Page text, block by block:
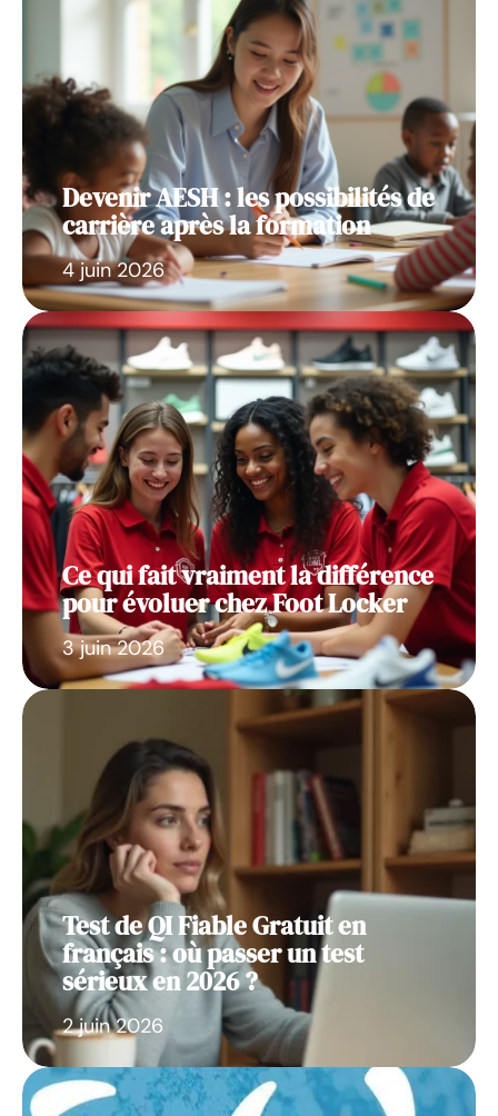
Devenir AESH : les possibilités de
carrière après la formation
4 juin 2026
Ce qui fait vraiment la différence
pour évoluer chez Foot Locker
3 juin 2026
Test de QI Fiable Gratuit en
français : où passer un test
sérieux en 2026 ?
2 juin 2026